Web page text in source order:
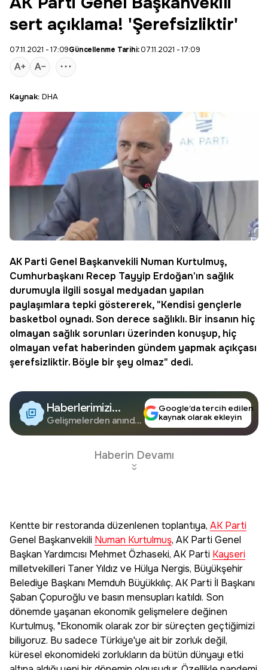
sert açıklama! 'Şerefsizliktir'
07.11.2021 - 17:09Güncellenme Tarihi:07.11.2021 - 17:09
Kaynak: DHA
AK Parti Genel Başkanvekili Numan Kurtulmuş,
Cumhurbaşkanı Recep Tayyip Erdoğan'ın sağlık
durumuyla ilgili sosyal medyadan yapılan
paylaşımlara tepki göstererek, "Kendisi gençlerle
basketbol oynadı. Son derece sağlıklı. Bir insanın hiç
olmayan sağlık sorunları üzerinden konuşup, hiç
olmayan vefat haberinden gündem yapmak açıkçası
şerefsizliktir. Böyle bir şey olmaz" dedi.
Haberlerimizi
Google'da Takip
Edin
Gelişmelerden anında
Google’da tercih edilen
kaynak olarak ekleyin
Haberin Devamı
Kentte bir restoranda düzenlenen toplantıya, AK Parti
Genel Başkanvekili Numan Kurtulmuş, AK Parti Genel
Başkan Yardımcısı Mehmet Özhaseki, AK Parti Kayseri
milletvekilleri Taner Yıldız ve Hülya Nergis, Büyükşehir
Belediye Başkanı Memduh Büyükkılıç, AK Parti İl Başkanı
Şaban Çopuroğlu ve basın mensupları katıldı. Son
dönemde yaşanan ekonomik gelişmelere değinen
Kurtulmuş, "Ekonomik olarak zor bir süreçten geçtiğimizi
biliyoruz. Bu sadece Türkiye'ye ait bir zorluk değil,
küresel ekonomideki zorlukların da bütün dünyayı etki